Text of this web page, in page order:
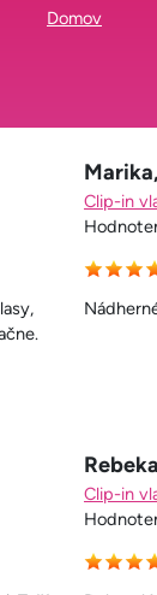
Domov
Clip-in
Clip-in